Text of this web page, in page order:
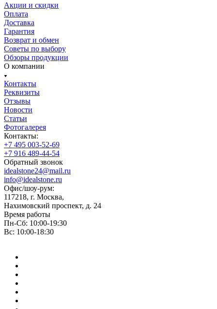
Акции и скидки
Оплата
Доставка
Гарантия
Возврат и обмен
Советы по выбору
Обзоры продукции
О компании
Контакты
Реквизиты
Отзывы
Новости
Статьи
Фотогалерея
Контакты:
+7 495 003-52-69
+7 916 489-44-54
Обратный звонок
idealstone24@mail.ru
info@idealstone.ru
Офис/шоу-рум:
117218, г. Москва,
Нахимовский проспект, д. 24
Время работы
Пн-Сб: 10:00-19:30
Вс: 10:00-18:30